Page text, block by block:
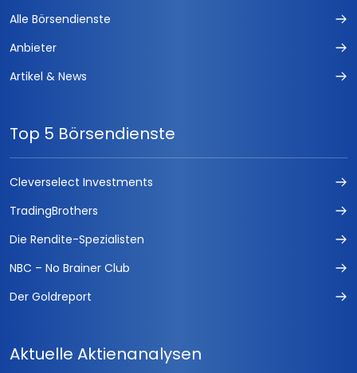
Alle Börsendienste
Anbieter
Artikel & News
Top 5 Börsendienste
Cleverselect Investments
TradingBrothers
Die Rendite-Spezialisten
NBC – No Brainer Club
Der Goldreport
Aktuelle Aktienanalysen